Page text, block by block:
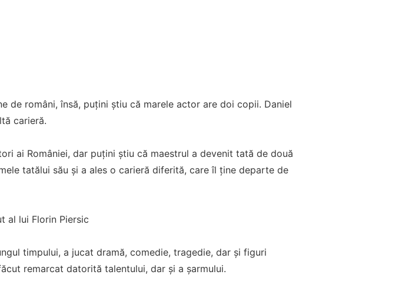
de români, însă, puțini știu că marele actor are doi copii. Daniel
carieră.
ai României, dar puțini știu că maestrul a devenit tată de două
tatălui său și a ales o carieră diferită, care îl ține departe de
al lui Florin Piersic
timpului, a jucat dramă, comedie, tragedie, dar și figuri
remarcat datorită talentului, dar și a șarmului.